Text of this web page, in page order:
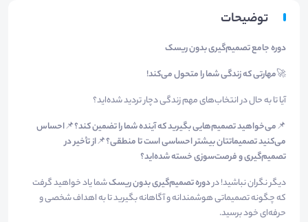
توضیحات
دوره جامع تصمیم‌گیری بدون ریسک
🚀مهارتی که زندگی شما را متحول می‌کند!
آیا تا به حال در انتخاب‌های مهم زندگی دچار تردید شده‌اید؟
📌می‌خواهید تصمیم‌هایی بگیرید که آینده شما را تضمین کند؟📌احساس
می‌کنید تصمیماتتان بیشتر احساسی است تا منطقی؟📌از تأخیر در
تصمیم‌گیری و فرصت‌سوزی خسته شده‌اید؟
دیگر نگران نباشید! دردوره تصمیم‌گیری بدون ریسکشما یاد خواهید گرفت
که چگونه تصمیماتی هوشمندانه و آگاهانه بگیرید تا به اهداف شخصی و
حرفه‌ای خود برسید.